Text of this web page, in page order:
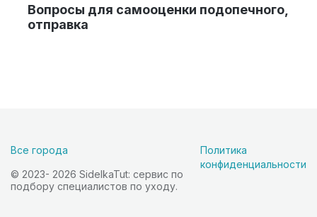
Вопросы для самооценки подопечного,
отправка
Все города
© 2023- 2026 SidelkaTut: сервис по
подбору специалистов по уходу.
Политика
конфиденциальности